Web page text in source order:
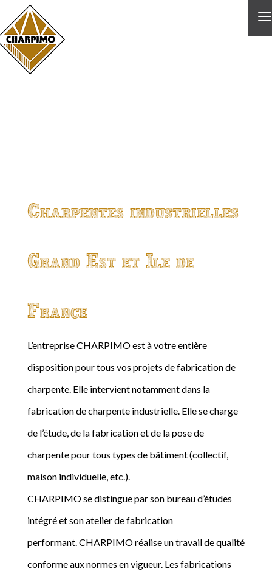
≡
Charpentes industrielles
Grand Est et Ile de
France
L’entreprise CHARPIMO est à votre entière
disposition pour tous vos projets de fabrication de
charpente. Elle intervient notamment dans la
fabrication de charpente industrielle. Elle se charge
de l’étude, de la fabrication et de la pose de
charpente pour tous types de bâtiment (collectif,
maison individuelle, etc.).
CHARPIMO se distingue par son bureau d’études
intégré et son atelier de fabrication
performant. CHARPIMO réalise un travail de qualité
conforme aux normes en vigueur. Les fabrications